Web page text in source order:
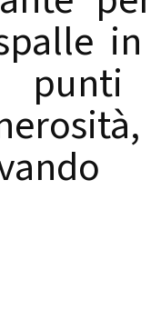
punti